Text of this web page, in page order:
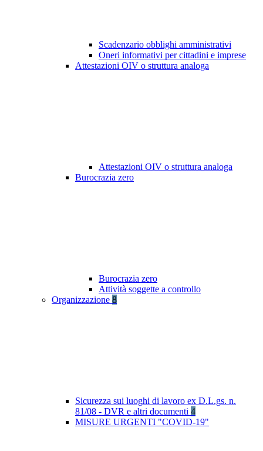
Scadenzario obblighi amministrativi
Oneri informativi per cittadini e imprese
Attestazioni OIV o struttura analoga
Attestazioni OIV o struttura analoga
Burocrazia zero
Burocrazia zero
Attività soggette a controllo
Organizzazione 8
Sicurezza sui luoghi di lavoro ex D.L.gs. n.
81/08 - DVR e altri documenti 4
MISURE URGENTI "COVID-19"